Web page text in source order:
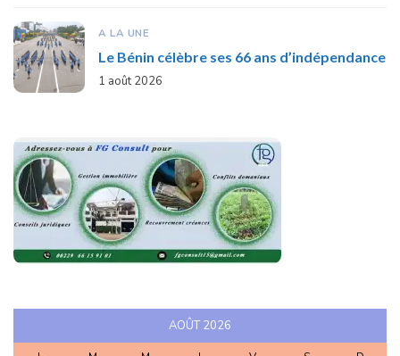
A LA UNE
Le Bénin célèbre ses 66 ans d’indépendance
1 août 2026
AOÛT 2026